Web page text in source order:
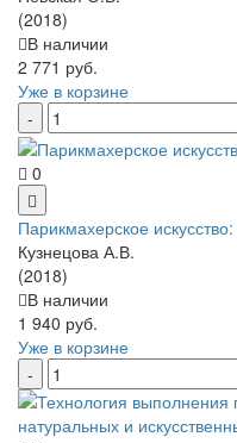
(2018)
В наличии
2 771 руб.
Уже в корзине
0
Парикмахерское
Кузнецова А.В.
(2018)
В наличии
1 940 руб.
Уже в корзине